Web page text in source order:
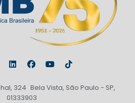
324 Bela Vista, São Paulo - SP,
01333903